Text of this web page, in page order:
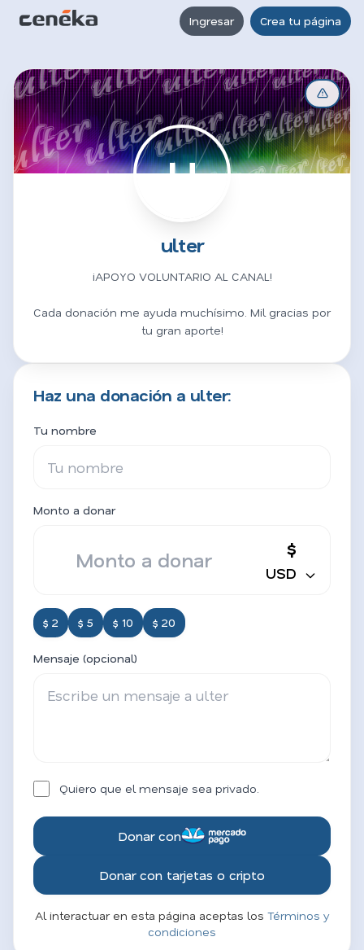
Ingresar Crea tu página
U
ulter
¡APOYO VOLUNTARIO AL CANAL!
Cada donación me ayuda muchísimo. Mil gracias por
tu gran aporte!
Haz una donación a ulter:
Tu nombre
Monto a donar
$
USD
$ 2 $ 5 $ 10 $ 20
Mensaje (opcional)
Quiero que el mensaje sea privado.
Donar con
Donar con tarjetas o cripto
Al interactuar en esta página aceptas los Términos y
condiciones